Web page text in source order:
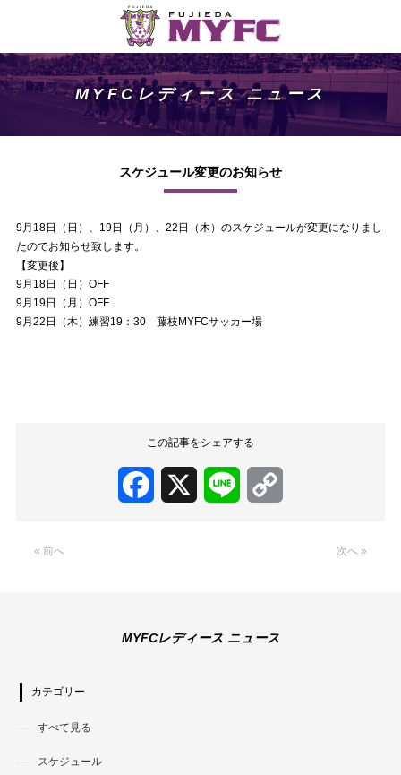
MYFCレディース ニュース
スケジュール変更のお知らせ
9月18日（日）、19日（月）、22日（木）のスケジュールが変更になりまし
たのでお知らせ致します。
【変更後】
9月18日（日）OFF
9月19日（月）OFF
9月22日（木）練習19：30 藤枝MYFCサッカー場
この記事をシェアする
Facebook Line
« 前へ 次へ »
MYFCレディース ニュース
カテゴリー
すべて見る
スケジュール